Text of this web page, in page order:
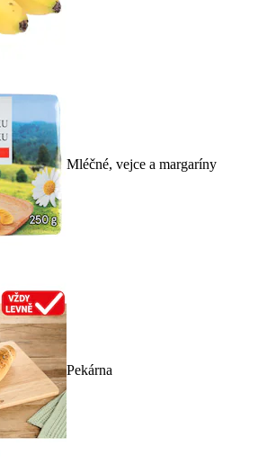
Mléčné, vejce a margaríny
Pekárna